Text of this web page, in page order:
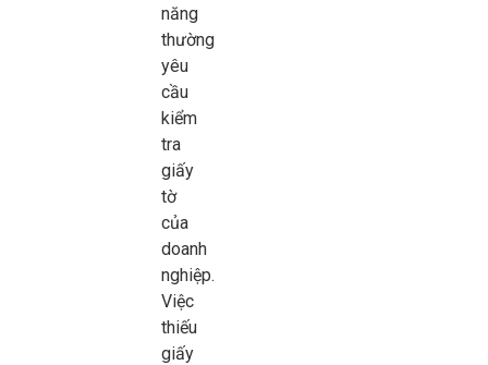
năng
thường
yêu
cầu
kiểm
tra
giấy
tờ
của
doanh
nghiệp.
Việc
thiếu
giấy